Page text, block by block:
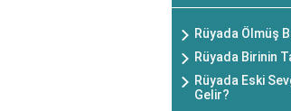
Rüyada Ölmüş
Rüyada Birinin
Rüyada Eski
Gelir?